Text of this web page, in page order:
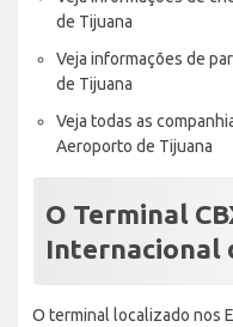
de Tijuana
Veja informações de
de Tijuana
Veja todas as
Aeroporto de Tijuana
O Terminal
Internacional
O terminal localizado nos